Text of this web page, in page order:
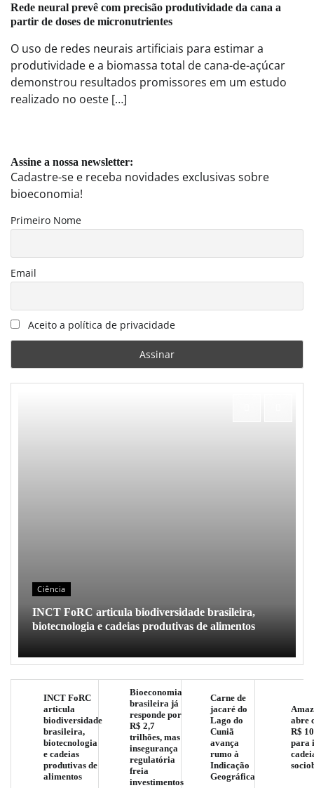
Rede neural prevê com precisão produtividade da cana a
partir de doses de micronutrientes
O uso de redes neurais artificiais para estimar a
produtividade e a biomassa total de cana-de-açúcar
demonstrou resultados promissores em um estudo
realizado no oeste […]
Assine a nossa newsletter:
Cadastre-se e receba novidades exclusivas sobre
bioeconomia!
Primeiro Nome
Email
Aceito a política de privacidade
Ciência
INCT FoRC articula biodiversidade brasileira,
biotecnologia e cadeias produtivas de alimentos
INCT FoRC
articula
biodiversidade
brasileira,
biotecnologia
e cadeias
produtivas de
alimentos
Bioeconomia
brasileira já
responde por
R$ 2,7
trilhões, mas
insegurança
regulatória
freia
investimentos
Carne de
jacaré do
Lago do
Cuniã
avança
rumo à
Indicação
Geográfica
abre
R$
para